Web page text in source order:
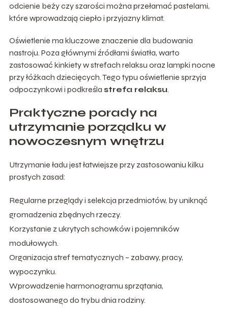
odcienie beży czy szarości można przełamać pastelami,
które wprowadzają ciepło i przyjazny klimat.
Oświetlenie ma kluczowe znaczenie dla budowania
nastroju. Poza głównymi źródłami światła, warto
zastosować kinkiety w strefach relaksu oraz lampki nocne
przy łóżkach dziecięcych. Tego typu oświetlenie sprzyja
odpoczynkowi i podkreśla strefa relaksu.
Praktyczne porady na
utrzymanie porządku w
nowoczesnym wnętrzu
Utrzymanie ładu jest łatwiejsze przy zastosowaniu kilku
prostych zasad:
Regularne przeglądy i selekcja przedmiotów, by uniknąć
gromadzenia zbędnych rzeczy.
Korzystanie z ukrytych schowków i pojemników
modułowych.
Organizacja stref tematycznych – zabawy, pracy,
wypoczynku.
Wprowadzenie harmonogramu sprzątania,
dostosowanego do trybu dnia rodziny.